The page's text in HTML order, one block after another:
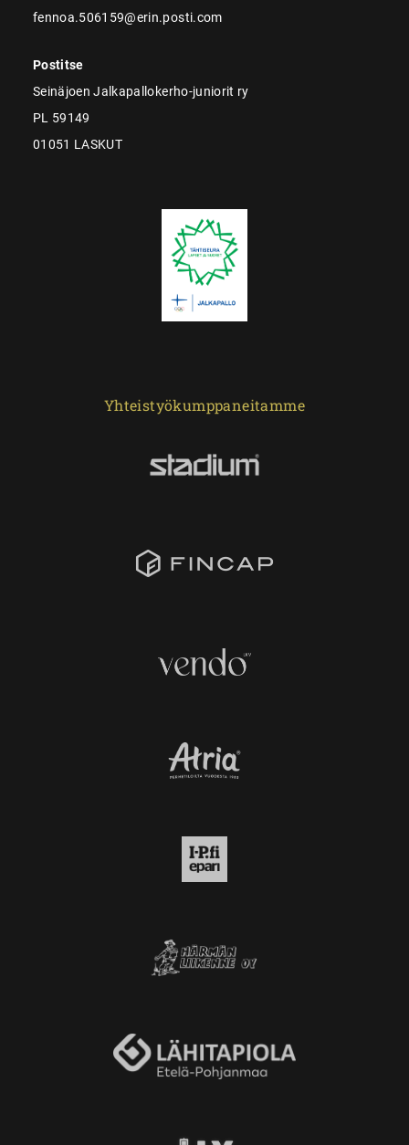
fennoa.506159@erin.posti.com
Postitse
Seinäjoen Jalkapallokerho-juniorit ry
PL 59149
01051 LASKUT
Yhteistyökumppaneitamme